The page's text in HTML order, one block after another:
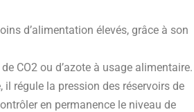
d’alimentation élevés, grâce à son
CO2 ou d’azote à usage alimentaire.
il régule la pression des réservoirs de
en permanence le niveau de